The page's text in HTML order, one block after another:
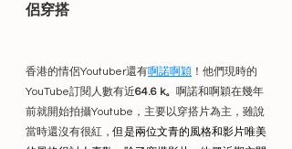
侶穿搭
香港的情侶Youtuber還有啊諾啊穎 ！他們現時的
YouTube訂閱人數有近64.6 k。 啊諾和啊穎在幾年
前就開始拍攝Youtube，主要以穿搭片為主，雖說
當時還沒有很紅，但是兩位文青的風格和影片唯美